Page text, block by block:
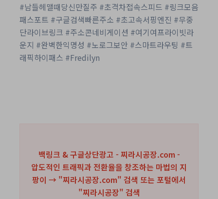
#남들헤맬때당신만질주 #초격차접속스피드 #링크모음
패스포트 #구글검색빠른주소 #초고속서핑엔진 #무중
단라이브링크 #주소콘네비게이션 #여기여프라이빗라
운지 #완벽한익명성 #노로그보안 #스마트라우팅 #트
래픽하이패스 #Fredilyn
백링크 & 구글상단광고 - 찌라시공장.com -
압도적인 트래픽과 전환율을 창조하는 마법의 지
팡이 → "찌라시공장.com" 검색 또는 포털에서
"찌라시공장" 검색